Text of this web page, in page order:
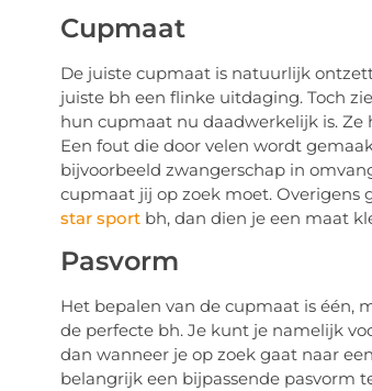
Cupmaat
De juiste cupmaat is natuurlijk
juiste bh een flinke uitdaging. Toch
hun cupmaat nu daadwerkelijk is.
Een fout die door velen wordt
bijvoorbeeld zwangerschap in
cupmaat jij op zoek moet. Overigens
star sportbh, dan dien je een maat
Pasvorm
Het bepalen van de cupmaat is één,
de perfecte bh. Je kunt je namelijk
dan wanneer je op zoek gaat naar
belangrijk een bijpassende pasvorm